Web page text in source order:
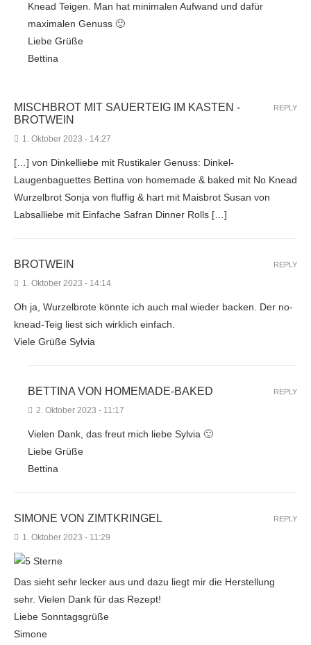
Knead Teigen. Man hat minimalen Aufwand und dafür
maximalen Genuss 🙂
Liebe Grüße
Bettina
MISCHBROT MIT SAUERTEIG IM KASTEN -
BROTWEIN
1. Oktober 2023 - 14:27
[…] von Dinkelliebe mit Rustikaler Genuss: Dinkel-
Laugenbaguettes Bettina von homemade & baked mit No Knead
Wurzelbrot Sonja von fluffig & hart mit Maisbrot Susan von
Labsalliebe mit Einfache Safran Dinner Rolls […]
REPLY
BROTWEIN
1. Oktober 2023 - 14:14
Oh ja, Wurzelbrote könnte ich auch mal wieder backen. Der no-
knead-Teig liest sich wirklich einfach.
Viele Grüße Sylvia
REPLY
BETTINA VON HOMEMADE-BAKED
2. Oktober 2023 - 11:17
Vielen Dank, das freut mich liebe Sylvia 🙂
Liebe Grüße
Bettina
REPLY
SIMONE VON ZIMTKRINGEL
1. Oktober 2023 - 11:29
Das sieht sehr lecker aus und dazu liegt mir die Herstellung
sehr. Vielen Dank für das Rezept!
Liebe Sonntagsgrüße
Simone
REPLY